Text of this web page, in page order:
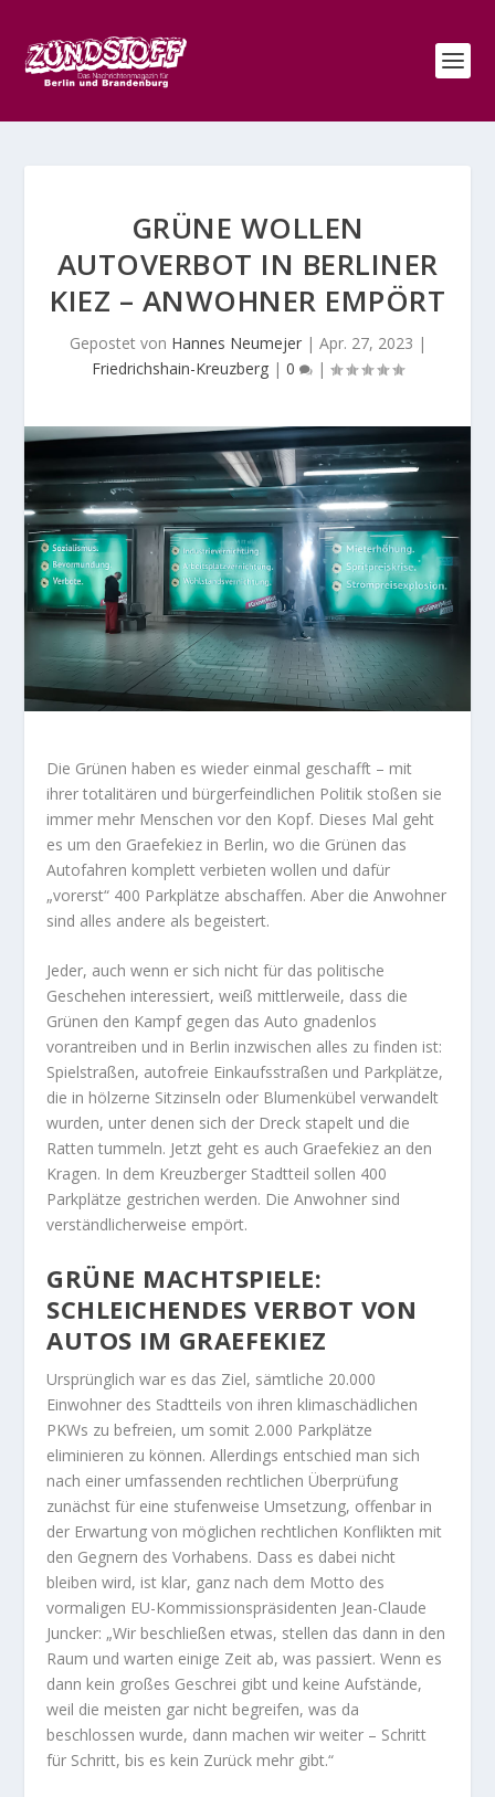
GRÜNE WOLLEN
AUTOVERBOT IN BERLINER
KIEZ – ANWOHNER EMPÖRT
Gepostet von Hannes Neumejer| Apr. 27, 2023 |
Friedrichshain-Kreuzberg | 0 |
Die Grünen haben es wieder einmal geschafft – mit
ihrer totalitären und bürgerfeindlichen Politik stoßen sie
immer mehr Menschen vor den Kopf. Dieses Mal geht
es um den Graefekiez in Berlin, wo die Grünen das
Autofahren komplett verbieten wollen und dafür
„vorerst“ 400 Parkplätze abschaffen. Aber die Anwohner
sind alles andere als begeistert.
Jeder, auch wenn er sich nicht für das politische
Geschehen interessiert, weiß mittlerweile, dass die
Grünen den Kampf gegen das Auto gnadenlos
vorantreiben und in Berlin inzwischen alles zu finden ist:
Spielstraßen, autofreie Einkaufsstraßen und Parkplätze,
die in hölzerne Sitzinseln oder Blumenkübel verwandelt
wurden, unter denen sich der Dreck stapelt und die
Ratten tummeln. Jetzt geht es auch Graefekiez an den
Kragen. In dem Kreuzberger Stadtteil sollen 400
Parkplätze gestrichen werden. Die Anwohner sind
verständlicherweise empört.
GRÜNE MACHTSPIELE:
SCHLEICHENDES VERBOT VON
AUTOS IM GRAEFEKIEZ
Ursprünglich war es das Ziel, sämtliche 20.000
Einwohner des Stadtteils von ihren klimaschädlichen
PKWs zu befreien, um somit 2.000 Parkplätze
eliminieren zu können. Allerdings entschied man sich
nach einer umfassenden rechtlichen Überprüfung
zunächst für eine stufenweise Umsetzung, offenbar in
der Erwartung von möglichen rechtlichen Konflikten mit
den Gegnern des Vorhabens. Dass es dabei nicht
bleiben wird, ist klar, ganz nach dem Motto des
vormaligen EU-Kommissionspräsidenten Jean-Claude
Juncker: „Wir beschließen etwas, stellen das dann in den
Raum und warten einige Zeit ab, was passiert. Wenn es
dann kein großes Geschrei gibt und keine Aufstände,
weil die meisten gar nicht begreifen, was da
beschlossen wurde, dann machen wir weiter – Schritt
für Schritt, bis es kein Zurück mehr gibt.“